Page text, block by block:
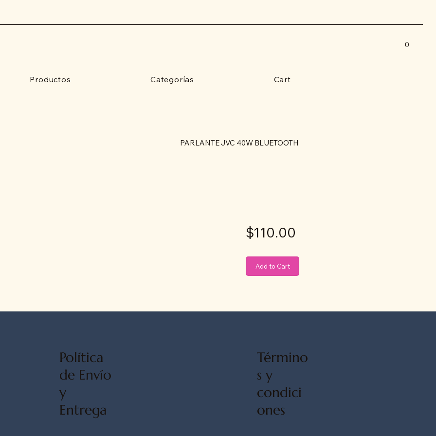
Productos Categorías Cart
0
Add to Cart
PARLANTE JVC 40W BLUETOOTH
$110.00
Término
s y
condici
ones
Política
de Envío
y
Entrega